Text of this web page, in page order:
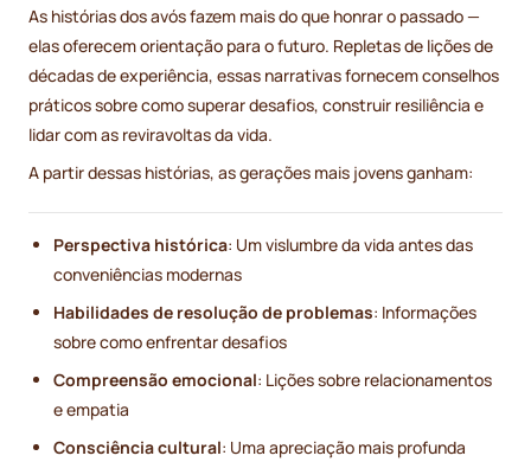
As histórias dos avós fazem mais do que honrar o passado —
elas oferecem orientação para o futuro. Repletas de lições de
décadas de experiência, essas narrativas fornecem conselhos
práticos sobre como superar desafios, construir resiliência e
lidar com as reviravoltas da vida.
A partir dessas histórias, as gerações mais jovens ganham:
Perspectiva histórica: Um vislumbre da vida antes das
conveniências modernas
Habilidades de resolução de problemas: Informações
sobre como enfrentar desafios
Compreensão emocional: Lições sobre relacionamentos
e empatia
Consciência cultural: Uma apreciação mais profunda